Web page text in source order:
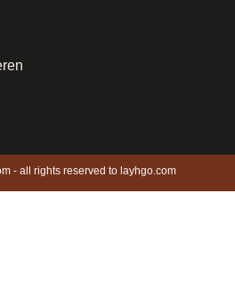
- all rights reserved to layhgo.com